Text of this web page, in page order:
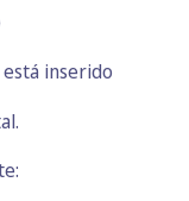
inserido